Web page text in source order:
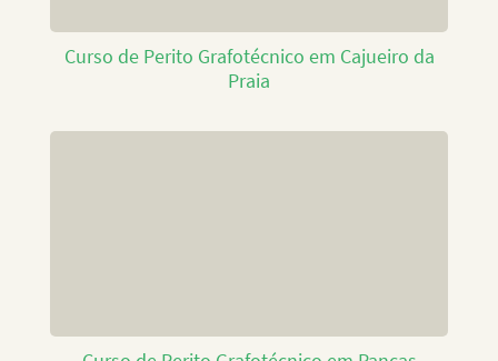
Curso de Perito Grafotécnico em Cajueiro da
Praia